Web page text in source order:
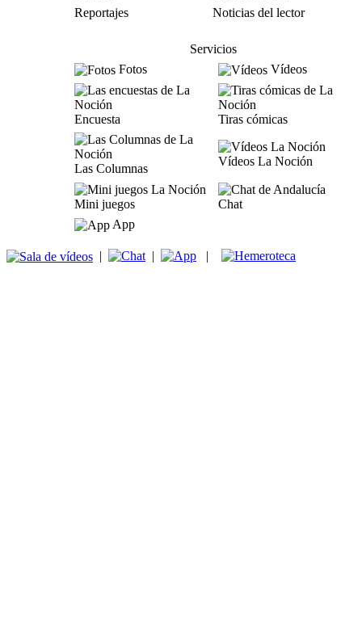
Reportajes
Noticias del lector
Servicios
Fotos
Vídeos
Encuesta Tiras cómicas
Las Columnas
Vídeos La Noción
Mini juegos
Chat
App
| | |